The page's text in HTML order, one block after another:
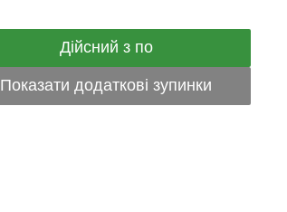
Дійсний з по
Показати додаткові зупинки